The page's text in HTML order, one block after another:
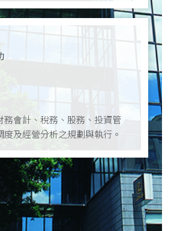
務會計、稅務、股務、投資管
度及經營分析之規劃與執行。